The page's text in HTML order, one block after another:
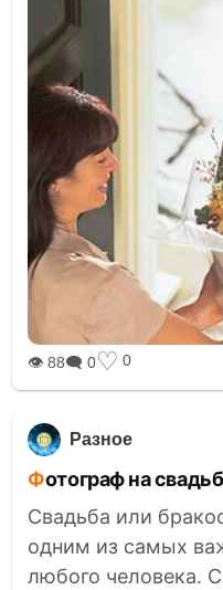
👁 88🗨 0♡ 0
Разное
Фотограф на
Свадьба или
одним из самых
любого человека.